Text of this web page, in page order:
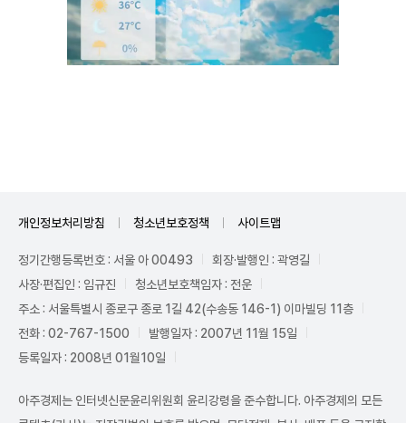
개인정보처리방침 청소년보호정책 사이트맵
정기간행등록번호 : 서울 아 00493
회장·발행인 : 곽영길
사장·편집인 : 임규진
청소년보호책임자 : 전운
주소 : 서울특별시 종로구 종로 1길 42(수송동 146-1) 이마빌딩 11층
전화 : 02-767-1500
발행일자 : 2007년 11월 15일
등록일자 : 2008년 01월10일
아주경제는 인터넷신문윤리위원회 윤리강령을 준수합니다. 아주경제의 모든